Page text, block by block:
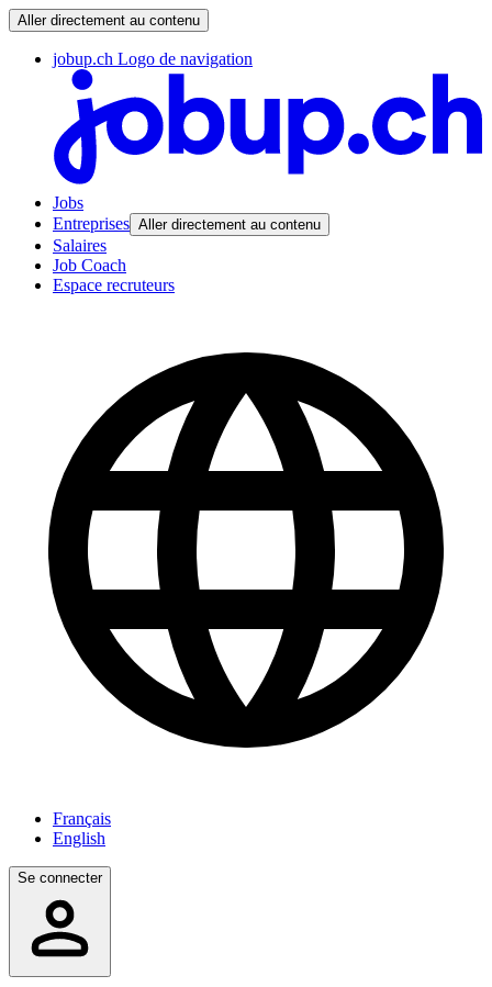
Aller directement au contenu
jobup.ch Logo de navigation
Jobs
Entreprises Aller directement au contenu
Salaires
Job Coach
Espace recruteurs
Français
English
Se connecter